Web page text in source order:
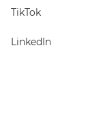
TikTok
LinkedIn